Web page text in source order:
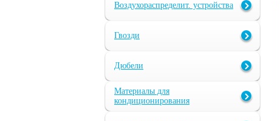
Воздухораспределит. устройства
Гвозди
Дюбели
Материалы для
кондиционирования